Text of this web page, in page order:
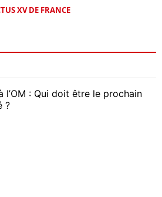
XV DE FRANCE
l’OM : Qui doit être le prochain
?